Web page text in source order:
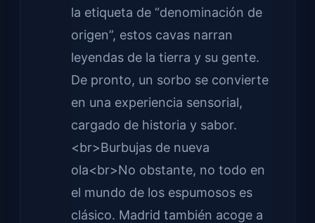
la etiqueta de “denominación de
origen”, estos cavas narran
leyendas de la tierra y su gente.
De pronto, un sorbo se convierte
en una experiencia sensorial,
cargado de historia y sabor.
<br>Burbujas de nueva
ola<br>No obstante, no todo en
el mundo de los espumosos es
clásico. Madrid también acoge a